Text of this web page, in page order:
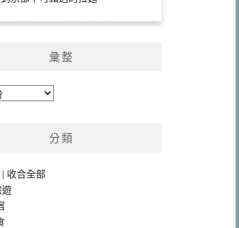
彙整
分類
| 收合全部
遊